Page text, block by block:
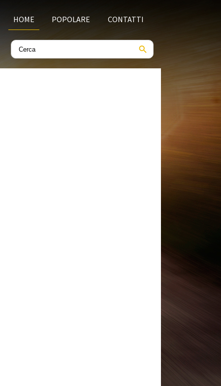
HOME POPOLARE CONTATTI